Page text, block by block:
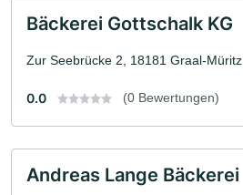
Bäckerei Gottschalk KG
Zur Seebrücke 2, 18181 Graal-Müritz
0.0 (0 Bewertungen)
Andreas Lange Bäckerei